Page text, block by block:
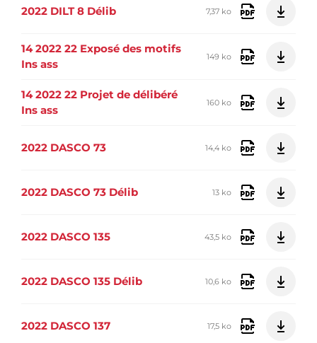
2022 DILT 8 Délib 7,37 ko
14 2022 22 Exposé des motifs
Ins ass
149 ko
14 2022 22 Projet de délibéré
Ins ass
160 ko
2022 DASCO 73 14,4 ko
2022 DASCO 73 Délib 13 ko
2022 DASCO 135 43,5 ko
2022 DASCO 135 Délib 10,6 ko
2022 DASCO 137 17,5 ko